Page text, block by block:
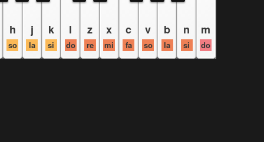
h
so
j
la
k
si
l
do
z
re
x
mi
c
fa
v
so
b
la
n
si
m
do